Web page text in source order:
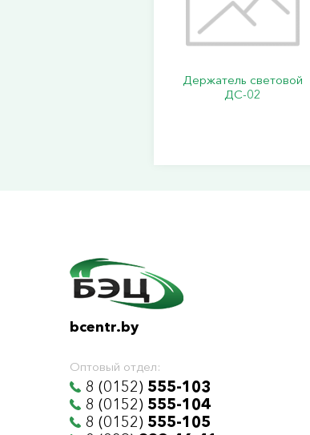
Держатель световой
ДС-02
bcentr.by
Оптовый отдел:
8 (0152) 555-103
8 (0152) 555-104
8 (0152) 555-105